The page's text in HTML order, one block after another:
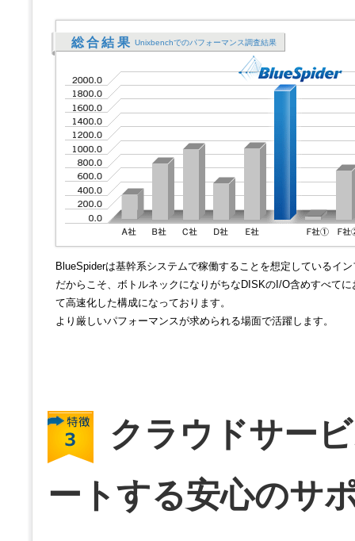
総合結果 Unixbenchでのパフォーマンス調査結果
BlueSpiderは基幹系システムで稼働することを想定しているイン
だからこそ、ボトルネックになりがちなDISKのI/O含めすべてに
て高速化した構成になっております。
より厳しいパフォーマンスが求められる場面で活躍します。
クラウドサー
ートする安心のサ